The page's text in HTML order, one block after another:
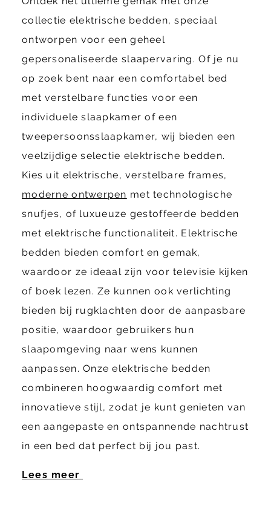
collectie elektrische bedden, speciaal
ontworpen voor een geheel
gepersonaliseerde slaapervaring. Of je nu
op zoek bent naar een comfortabel bed
met verstelbare functies voor een
individuele slaapkamer of een
tweepersoonsslaapkamer, wij bieden een
veelzijdige selectie elektrische bedden.
Kies uit elektrische, verstelbare frames,
moderne ontwerpen met technologische
snufjes, of luxueuze gestoffeerde bedden
met elektrische functionaliteit. Elektrische
bedden bieden comfort en gemak,
waardoor ze ideaal zijn voor televisie kijken
of boek lezen. Ze kunnen ook verlichting
bieden bij rugklachten door de aanpasbare
positie, waardoor gebruikers hun
slaapomgeving naar wens kunnen
aanpassen. Onze elektrische bedden
combineren hoogwaardig comfort met
innovatieve stijl, zodat je kunt genieten van
een aangepaste en ontspannende nachtrust
in een bed dat perfect bij jou past.
Lees meer